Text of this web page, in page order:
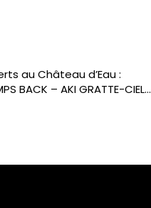
au Château d’Eau :
BACK – AKI GRATTE-CIEL…